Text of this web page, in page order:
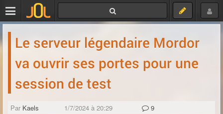
Le serveur légendaire Mordor
va ouvrir ses portes pour une
session de test
Par Kaels 1/7/2024 à 20:29 9